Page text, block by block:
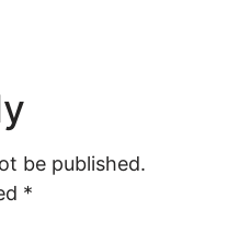
be published.
*